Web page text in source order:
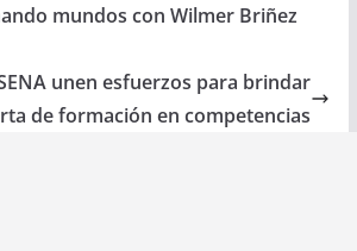
mundos con Wilmer Briñez
unen esfuerzos para brindar
de formación en competencias